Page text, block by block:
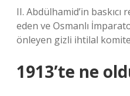
II. Abdülhamid’in baskıcı
eden ve Osmanlı
önleyen gizli ihtilal
1913’te ne